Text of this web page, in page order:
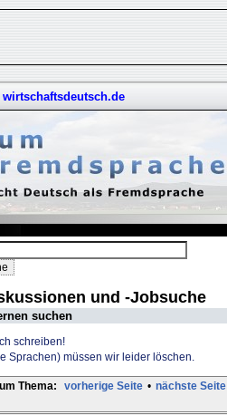
wirtschaftsdeutsch.de
und -Jobsuche
suchen
schreiben!
Sprachen) müssen wir leider löschen.
Thema: vorherige Seite • nächste Seite